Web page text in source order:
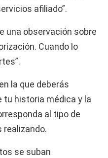
afiliado”.
una observación sobre
Cuando lo
la que deberás
tu historia médica y la
al tipo de
realizando.
se suban